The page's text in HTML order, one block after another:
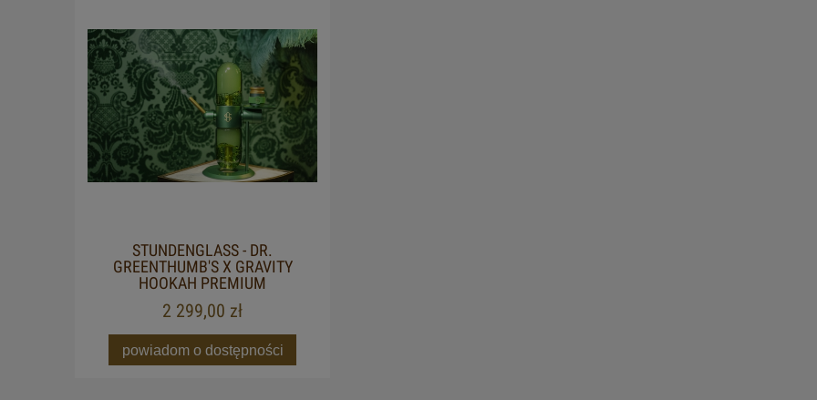
STUNDENGLASS - DR.
GREENTHUMB'S X GRAVITY
HOOKAH PREMIUM
2 299,00 zł
powiadom o dostępności